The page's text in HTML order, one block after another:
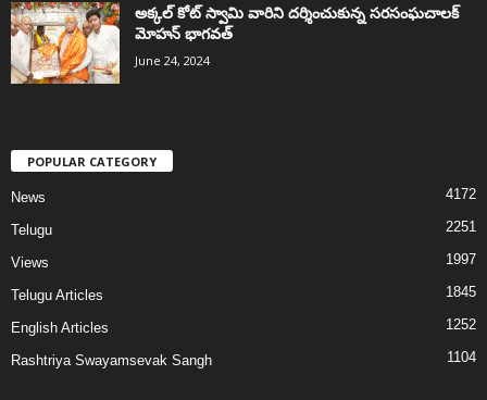
అక్కల్‌ కోట్‌ స్వామి వారిని దర్శించుకున్న సరసంఘచాలక్
మోహన్ భాగవత్
June 24, 2024
POPULAR CATEGORY
News 4172
Telugu 2251
Views 1997
Telugu Articles 1845
English Articles 1252
Rashtriya Swayamsevak Sangh 1104